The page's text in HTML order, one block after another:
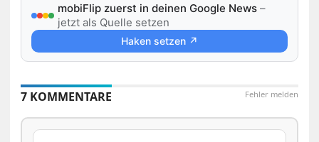
mobiFlip zuerst in deinen Google News –
jetzt als Quelle setzen
Haken setzen ↗
Fehler melden
7 KOMMENTARE